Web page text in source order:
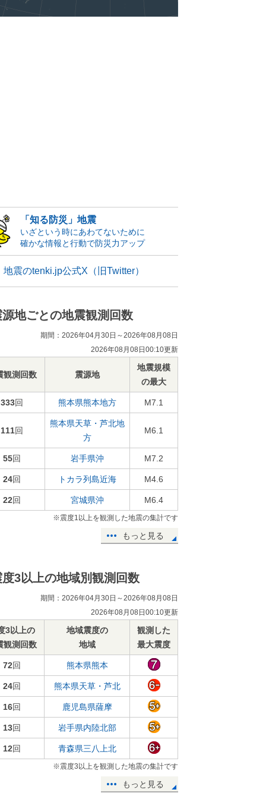
「知る防災」地震
いざという時にあわてないために
確かな情報と行動で防災力アップ
地震のtenki.jp公式X（旧Twitter）
源地ごとの地震観測回数
期間：2026年04月30日～2026年08月08日
2026年08月08日00:10更新
観測回数 震源地
地震規模
の最大
333回 熊本県熊本地方 M7.1
111回
熊本県天草・芦北地
方
M6.1
55回 岩手県沖 M7.2
24回 トカラ列島近海 M4.6
22回 宮城県沖 M6.4
※震度1以上を観測した地震の集計です
もっと見る
度3以上の地域別観測回数
期間：2026年04月30日～2026年08月08日
2026年08月08日00:10更新
3以上の
観測回数
地域震度の
地域
観測した
最大震度
72回 熊本県熊本
24回 熊本県天草・芦北
16回 鹿児島県薩摩
13回 岩手県内陸北部
12回 青森県三八上北
※震度3以上を観測した地震の集計です
もっと見る